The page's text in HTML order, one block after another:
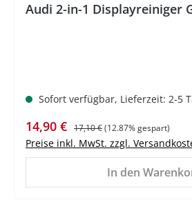
Audi 2-in-1 Displayreiniger
Sofort verfügbar, Lieferzeit: 2-5
Verkaufspreis:
14,90 € Regulärer Preis:
17,10 €(12.87% gespart)
Preise inkl. MwSt. zzgl.
In den